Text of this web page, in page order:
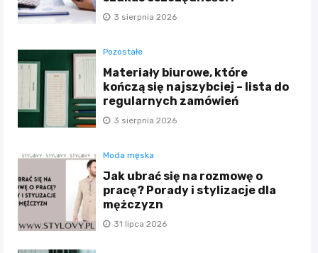
3 sierpnia 2026
Pozostałe
Materiały biurowe, które
kończą się najszybciej – lista do
regularnych zamówień
3 sierpnia 2026
Moda męska
Jak ubrać się na rozmowę o
pracę? Porady i stylizacje dla
mężczyzn
31 lipca 2026